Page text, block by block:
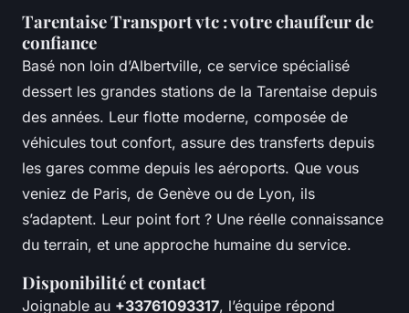
Tarentaise Transport vtc : votre chauffeur de
confiance
Basé non loin d’Albertville, ce service spécialisé
dessert les grandes stations de la Tarentaise depuis
des années. Leur flotte moderne, composée de
véhicules tout confort, assure des transferts depuis
les gares comme depuis les aéroports. Que vous
veniez de Paris, de Genève ou de Lyon, ils
s’adaptent. Leur point fort ? Une réelle connaissance
du terrain, et une approche humaine du service.
Disponibilité et contact
Joignable au +33761093317, l’équipe répond